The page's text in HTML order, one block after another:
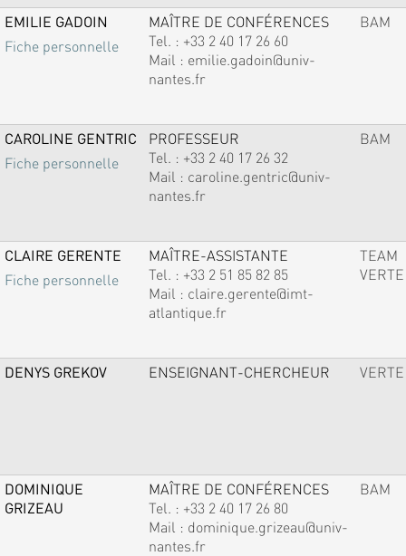
EMILIE GADOIN
Fiche personnelle
MAÎTRE DE CONFÉRENCES
Tel. : +33 2 40 17 26 60
Mail : emilie.gadoin@univ-
nantes.fr
BAM
CAROLINE GENTRIC
Fiche personnelle
PROFESSEUR
Tel. : +33 2 40 17 26 32
Mail : caroline.gentric@univ-
nantes.fr
BAM
CLAIRE GERENTE
Fiche personnelle
MAÎTRE-ASSISTANTE
Tel. : +33 2 51 85 82 85
Mail : claire.gerente@imt-
atlantique.fr
TEAM
VERTE
DENYS GREKOV ENSEIGNANT-CHERCHEUR VERTE
DOMINIQUE
GRIZEAU
MAÎTRE DE CONFÉRENCES
Tel. : +33 2 40 17 26 80
Mail : dominique.grizeau@univ-
nantes.fr
BAM